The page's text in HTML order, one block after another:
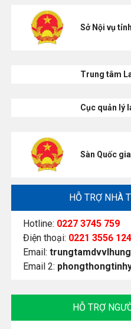
Sở Nội vụ
Trung tâm
Cục quản lý
Sàn Quốc gia
HỖ TRỢ NHÀ
Hotline: 0227 3745 759
Điện thoại: 0221 3556 124
Email:
Email 2:
HỖ TRỢ